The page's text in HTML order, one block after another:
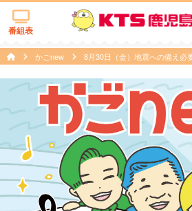
番組表
かごnew 8月30日（金）地震への備え必